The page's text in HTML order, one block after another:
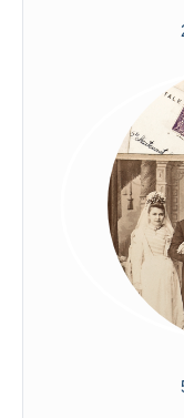
Visa
iDeal
Maestro
Deseleccionar todo
Residencia del